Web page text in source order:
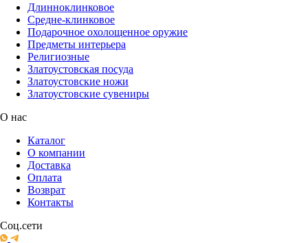
Длинноклинковое
Средне-клинковое
Подарочное охолощенное оружие
Предметы интерьера
Религиозные
Златоустовская посуда
Златоустовские ножи
Златоустовские сувениры
О нас
Каталог
О компании
Доставка
Оплата
Возврат
Контакты
Соц.сети